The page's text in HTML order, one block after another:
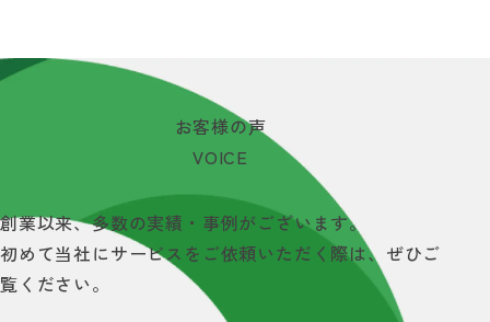
お客様の声
VOICE
創業以来、多数の実績・事例がございます。
初めて当社にサービスをご依頼いただく際は、ぜひご
覧ください。